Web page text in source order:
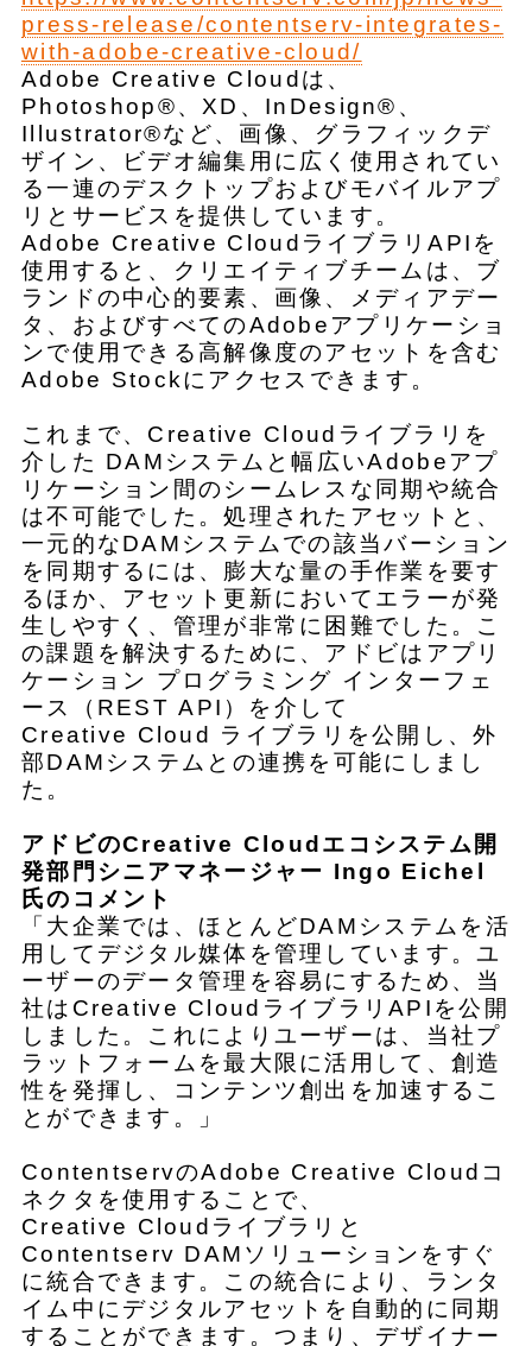
press-release/contentserv-integrates-
with-adobe-creative-cloud/
Adobe Creative Cloudは、
Photoshop®、XD、InDesign®、
Illustrator®など、画像、グラフィックデ
ザイン、ビデオ編集用に広く使用されてい
る一連のデスクトップおよびモバイルアプ
リとサービスを提供しています。
Adobe Creative CloudライブラリAPIを
使用すると、クリエイティブチームは、ブ
ランドの中心的要素、画像、メディアデー
タ、およびすべてのAdobeアプリケーショ
ンで使用できる高解像度のアセットを含む
Adobe Stockにアクセスできます。
これまで、Creative Cloudライブラリを
介した DAMシステムと幅広いAdobeアプ
リケーション間のシームレスな同期や統合
は不可能でした。処理されたアセットと、
一元的なDAMシステムでの該当バーション
を同期するには、膨大な量の手作業を要す
るほか、アセット更新においてエラーが発
生しやすく、管理が非常に困難でした。こ
の課題を解決するために、アドビはアプリ
ケーション プログラミング インターフェ
ース（REST API）を介して
Creative Cloud ライブラリを公開し、外
部DAMシステムとの連携を可能にしまし
た。
アドビのCreative Cloudエコシステム開
発部門シニアマネージャー Ingo Eichel
氏のコメント
「大企業では、ほとんどDAMシステムを活
用してデジタル媒体を管理しています。ユ
ーザーのデータ管理を容易にするため、当
社はCreative CloudライブラリAPIを公開
しました。これによりユーザーは、当社プ
ラットフォームを最大限に活用して、創造
性を発揮し、コンテンツ創出を加速するこ
とができます。」
ContentservのAdobe Creative Cloudコ
ネクタを使用することで、
Creative Cloudライブラリと
Contentserv DAMソリューションをすぐ
に統合できます。この統合により、ランタ
イム中にデジタルアセットを自動的に同期
することができます。つまり、デザイナー